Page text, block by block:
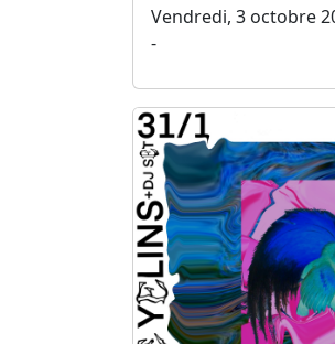
Vendredi, 3 octobre
-